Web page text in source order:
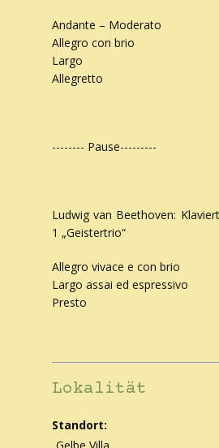
Andante – Moderato
Allegro con brio
Largo
Allegretto
-------- Pause---------
Ludwig van Beethoven:
1 „Geistertrio“
Allegro vivace e con brio
Largo assai ed espressivo
Presto
Lokalität
Standort: